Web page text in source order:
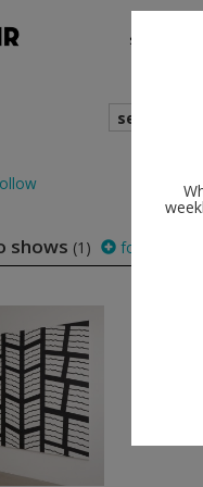
shows
search
shows (1) follow